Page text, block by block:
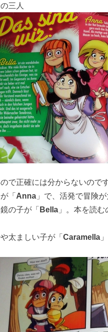
三人
で正確には分からないのです
「Anna 」で、活発で冒険
の子が「Bella 」。本を読
太ましい子が「Caramella